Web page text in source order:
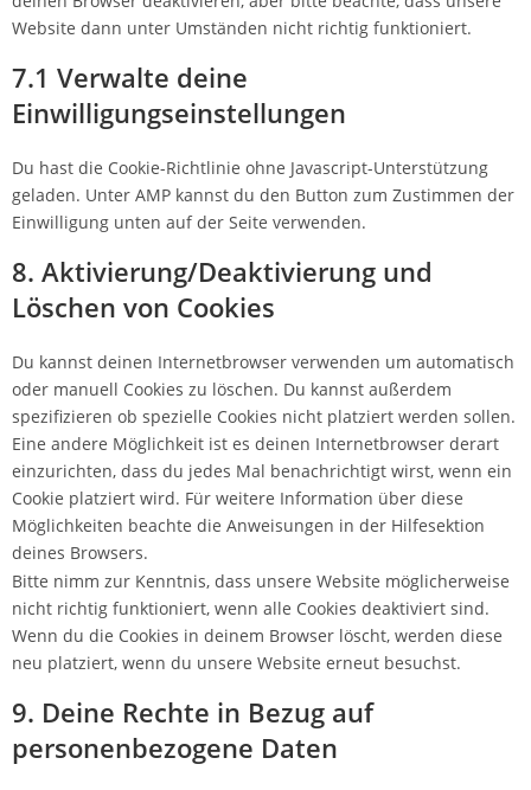
Website dann unter Umständen nicht richtig funktioniert.
7.1 Verwalte deine
Einwilligungseinstellungen
Du hast die Cookie-Richtlinie ohne Javascript-Unterstützung
geladen. Unter AMP kannst du den Button zum Zustimmen der
Einwilligung unten auf der Seite verwenden.
8. Aktivierung/Deaktivierung und
Löschen von Cookies
Du kannst deinen Internetbrowser verwenden um automatisch
oder manuell Cookies zu löschen. Du kannst außerdem
spezifizieren ob spezielle Cookies nicht platziert werden sollen.
Eine andere Möglichkeit ist es deinen Internetbrowser derart
einzurichten, dass du jedes Mal benachrichtigt wirst, wenn ein
Cookie platziert wird. Für weitere Information über diese
Möglichkeiten beachte die Anweisungen in der Hilfesektion
deines Browsers.
Bitte nimm zur Kenntnis, dass unsere Website möglicherweise
nicht richtig funktioniert, wenn alle Cookies deaktiviert sind.
Wenn du die Cookies in deinem Browser löscht, werden diese
neu platziert, wenn du unsere Website erneut besuchst.
9. Deine Rechte in Bezug auf
personenbezogene Daten